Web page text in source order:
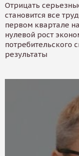
Отрицать
становится все
первом квартале
нулевой рост
потребительского
результаты